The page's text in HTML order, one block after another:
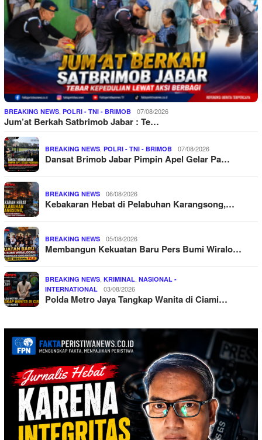
BREAKING NEWS POLRI - TNI - BRIMOB 07/08/2026
Jum’at Berkah Satbrimob Jabar : Te…
BREAKING NEWS POLRI - TNI - BRIMOB 07/08/2026
Dansat Brimob Jabar Pimpin Apel Gelar Pa…
BREAKING NEWS 06/08/2026
Kebakaran Hebat di Pelabuhan Karangsong,…
BREAKING NEWS 05/08/2026
Membangun Kekuatan Baru Pers Bumi Wiralo…
BREAKING NEWS KRIMINAL NASIONAL -
INTERNATIONAL
03/08/2026
Polda Metro Jaya Tangkap Wanita di Ciami…